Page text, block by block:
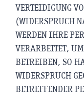
VERTEIDIGUNG
(WIDERSPRUCH
WERDEN IHRE
VERARBEITET,
BETREIBEN, SO
WIDERSPRUCH
BETREFFENDER